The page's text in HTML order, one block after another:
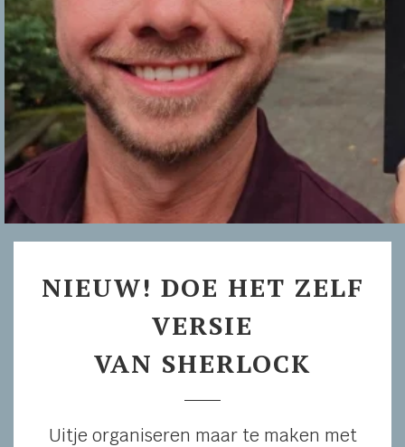
NIEUW! DOE HET ZELF
VERSIE
VAN SHERLOCK
Uitje organiseren maar te maken met